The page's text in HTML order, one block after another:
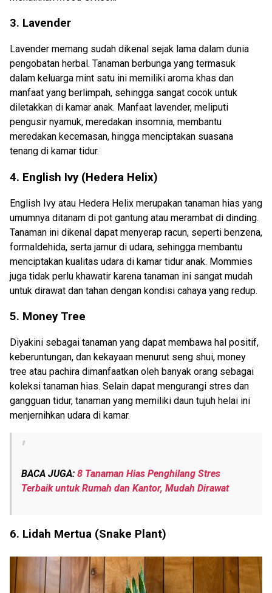
3. Lavender
Lavender memang sudah dikenal sejak lama dalam dunia
pengobatan herbal. Tanaman berbunga yang termasuk
dalam keluarga mint satu ini memiliki aroma khas dan
manfaat yang berlimpah, sehingga sangat cocok untuk
diletakkan di kamar anak. Manfaat lavender, meliputi
pengusir nyamuk, meredakan insomnia, membantu
meredakan kecemasan, hingga menciptakan suasana
tenang di kamar tidur.
4. English Ivy (Hedera Helix)
English Ivy atau Hedera Helix merupakan tanaman hias yang
umumnya ditanam di pot gantung atau merambat di dinding.
Tanaman ini dikenal dapat menyerap racun, seperti benzena,
formaldehida, serta jamur di udara, sehingga membantu
menciptakan kualitas udara di kamar tidur anak. Mommies
juga tidak perlu khawatir karena tanaman ini sangat mudah
untuk dirawat dan tahan dengan kondisi cahaya yang redup.
5. Money Tree
Diyakini sebagai tanaman yang dapat membawa hal positif,
keberuntungan, dan kekayaan menurut seng shui, money
tree atau pachira dimanfaatkan oleh banyak orang sebagai
koleksi tanaman hias. Selain dapat mengurangi stres dan
gangguan tidur, tanaman yang memiliki daun tujuh helai ini
menjernihkan udara di kamar.
BACA JUGA: 8 Tanaman Hias Penghilang Stres
Terbaik untuk Rumah dan Kantor, Mudah Dirawat
6. Lidah Mertua (Snake Plant)